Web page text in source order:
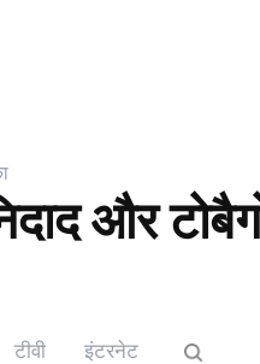
और
​टीवी​ इंटरनेट